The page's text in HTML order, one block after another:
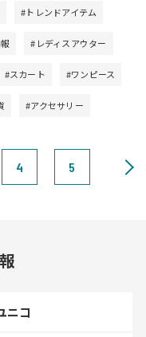
#トレンドアイテム
#レディスアウター
#スカート #ワンピース
#アクセサリー
4 5
ニコ